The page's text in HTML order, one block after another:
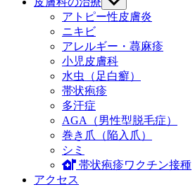
sub
menu
アトピー性皮膚炎
ニキビ
アレルギー・蕁麻疹
小児皮膚科
水虫（足白癬）
帯状疱疹
多汗症
AGA（男性型脱毛症）
巻き爪（陥入爪）
シミ
帯状疱疹ワクチン接種
アクセス